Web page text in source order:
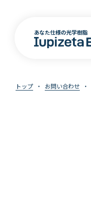
あなた仕様の光学樹脂
トップ お問い合わせ